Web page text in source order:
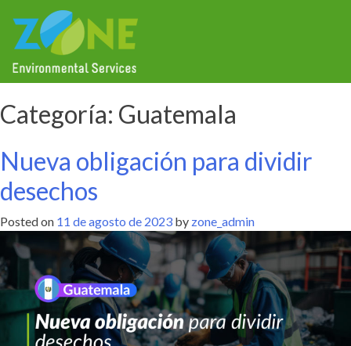
Categoría: Guatemala
Nueva obligación para dividir
desechos
Posted on 11 de agosto de 2023 by zone_admin